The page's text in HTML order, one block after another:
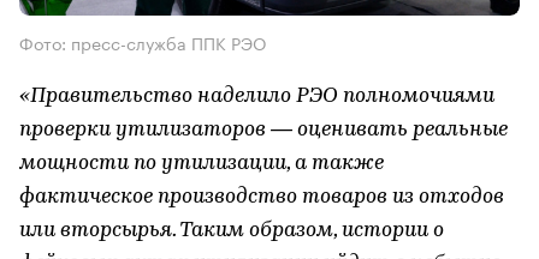
Фото: пресс-служба ППК РЭО
«Правительство наделило РЭО полномочиями
проверки утилизаторов — оценивать реальные
мощности по утилизации, а также
фактическое производство товаров из отходов
или вторсырья. Таким образом, истории о